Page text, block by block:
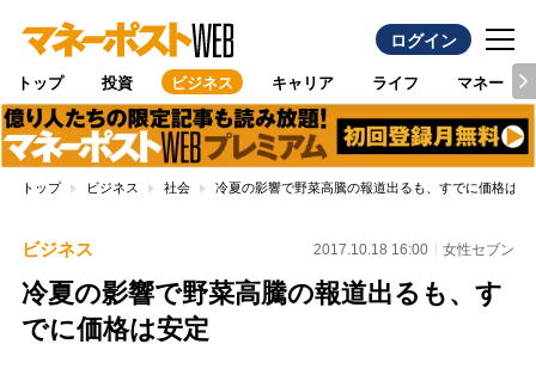
ログイン
トップ 投資 ビジネス キャリア ライフ マネー
トップ ビジネス 社会 冷夏の影響で野菜高騰の報道出るも、すでに価格は安
ビジネス 2017.10.18 16:00 女性セブン
冷夏の影響で野菜高騰の報道出るも、す
でに価格は安定